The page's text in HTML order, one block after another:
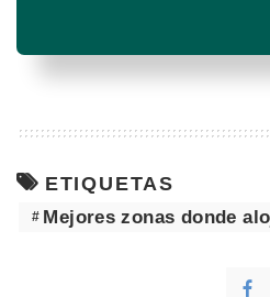
ETIQUETAS
Mejores zonas donde